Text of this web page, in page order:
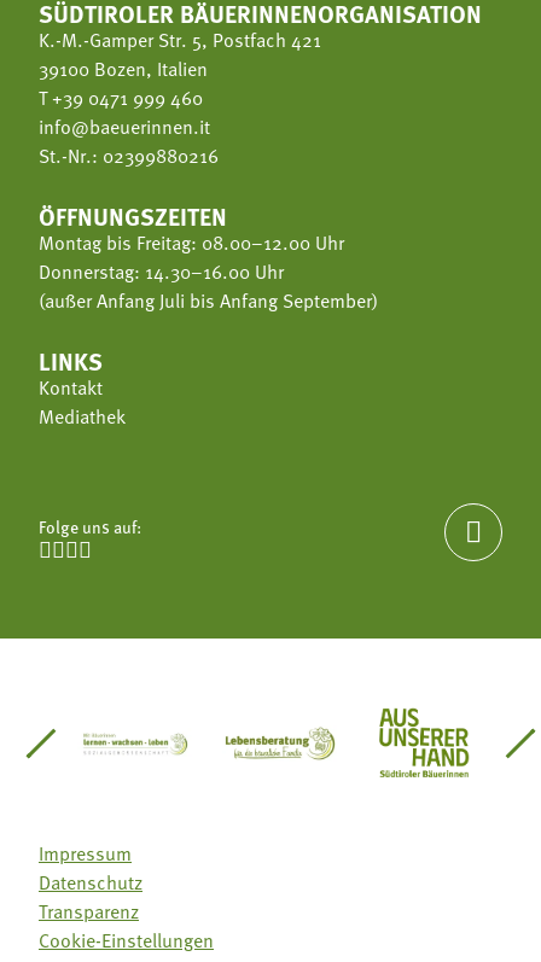
SÜDTIROLER BÄUERINNENORGANISATION
K.-M.-Gamper Str. 5, Postfach 421
39100 Bozen, Italien
T+39 0471 999 460
info@baeuerinnen.it
St.-Nr.: 02399880216
ÖFFNUNGSZEITEN
Montag bis Freitag: 08.00–12.00 Uhr
Donnerstag: 14.30–16.00 Uhr
(außer Anfang Juli bis Anfang September)
LINKS
Kontakt
Mediathek
Folge uns auf:


Südtirol
Gärtnervereinigung
Sozialgenossenschaft Mit Bäuerinnen lernen -
Lebensberatung für dieAus unserer
Impressum
Datenschutz
Transparenz
Cookie-Einstellungen